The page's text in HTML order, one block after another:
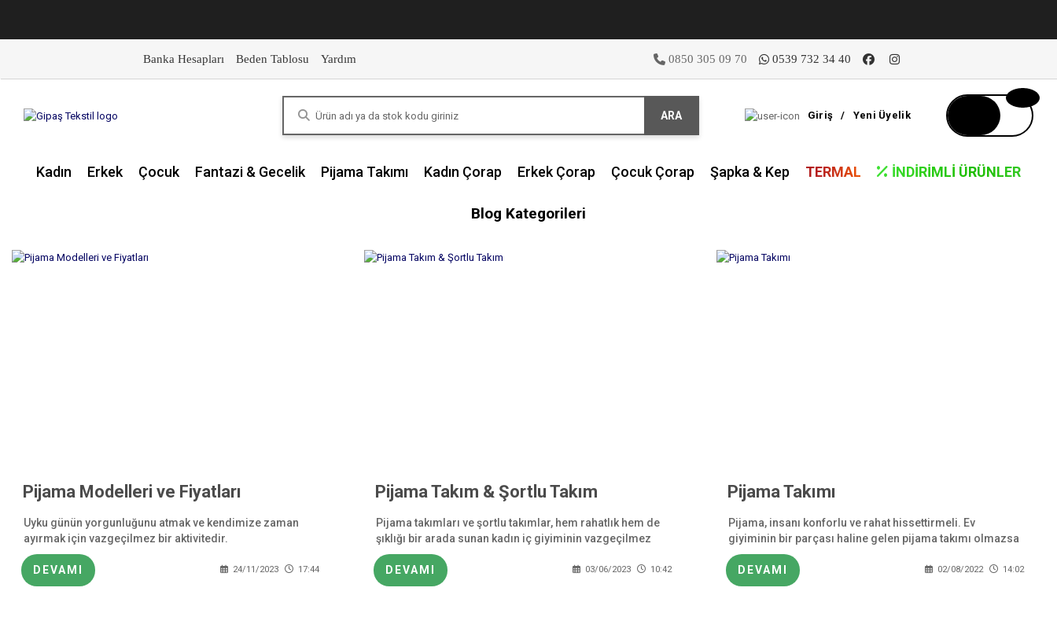
Banka Hesapları Beden Tablosu Yardım 0850 305 09 70 0539 732 34 40
ARA Giriş / Yeni Üyelik
Kadın Erkek Çocuk Fantazi & Gecelik Pijama Takımı Kadın Çorap Erkek Çorap Çocuk Çorap Şapka & Kep TERMAL İNDIRIMLI ÜRÜNLER
Blog Kategorileri
Pijama Modelleri ve Fiyatları
Uyku günün yorgunluğunu atmak ve kendimize zaman
ayırmak için vazgeçilmez bir aktivitedir.
DEVAMI 24/11/2023 17:44
Pijama Takım & Şortlu Takım
Pijama takımları ve şortlu takımlar, hem rahatlık hem de
şıklığı bir arada sunan kadın iç giyiminin vazgeçilmez
parçalarıdır.
DEVAMI
03/06/2023 10:42
Pijama Takımı
Pijama, insanı konforlu ve rahat hissettirmeli. Ev
giyiminin bir parçası haline gelen pijama takımı olmazsa
olmaz kıyafetlerden bir tanesidir.
DEVAMI
02/08/2022 14:02